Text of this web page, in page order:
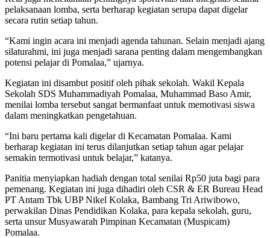
pelaksanaan lomba, serta berharap kegiatan serupa dapat digelar
secara rutin setiap tahun.
“Kami ingin acara ini menjadi agenda tahunan. Selain menjadi ajang
silaturahmi, ini juga menjadi sarana penting dalam mengembangkan
potensi pelajar di Pomalaa,” ujarnya.
Kegiatan ini disambut positif oleh pihak sekolah. Wakil Kepala
Sekolah SDS Muhammadiyah Pomalaa, Muhammad Baso Amir,
menilai lomba tersebut sangat bermanfaat untuk memotivasi siswa
dalam meningkatkan pengetahuan.
“Ini baru pertama kali digelar di Kecamatan Pomalaa. Kami
berharap kegiatan ini terus dilanjutkan setiap tahun agar pelajar
semakin termotivasi untuk belajar,” katanya.
Panitia menyiapkan hadiah dengan total senilai Rp50 juta bagi para
pemenang. Kegiatan ini juga dihadiri oleh CSR & ER Bureau Head
PT Antam Tbk UBP Nikel Kolaka, Bambang Tri Ariwibowo,
perwakilan Dinas Pendidikan Kolaka, para kepala sekolah, guru,
serta unsur Musyawarah Pimpinan Kecamatan (Muspicam)
Pomalaa.